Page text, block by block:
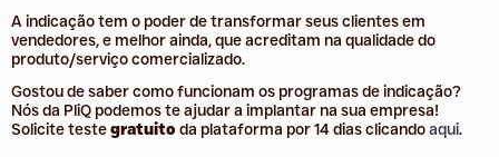
A indicação tem o poder de transformar seus clientes em
vendedores, e melhor ainda, que acreditam na qualidade do
produto/serviço comercializado.
Gostou de saber como funcionam os programas de indicação?
Nós da PliQ podemos te ajudar a implantar na sua empresa!
Solicite testegratuito da plataforma por 14 dias clicandoaqui.